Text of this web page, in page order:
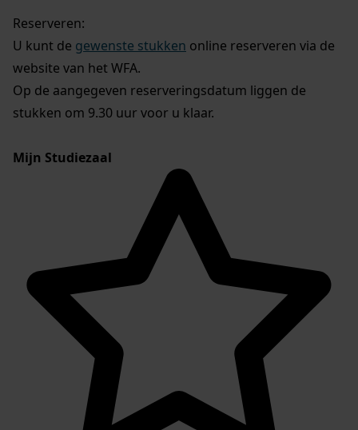
Reserveren:
U kunt de gewenste stukken online reserveren via de
website van het WFA.
Op de aangegeven reserveringsdatum liggen de
stukken om 9.30 uur voor u klaar.
Mijn Studiezaal